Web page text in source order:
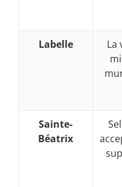
Labelle
La
Sainte-
Béatrix